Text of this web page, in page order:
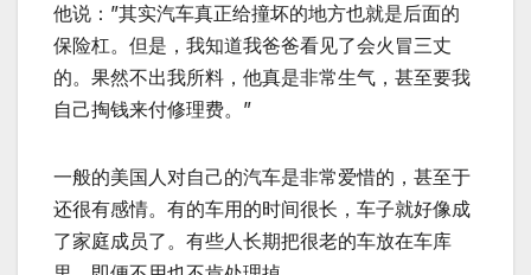
他说：”其实汽车真正给撞坏的地方也就是后面的
保险杠。但是，我知道我爸爸看见了会火冒三丈
的。果然不出我所料，他真是非常生气，甚至要我
自己掏钱来付修理费。”
一般的美国人对自己的汽车是非常爱惜的，甚至于
还很有感情。有的车用的时间很长，车子就好像成
了家庭成员了。有些人长期把很老的车放在车库